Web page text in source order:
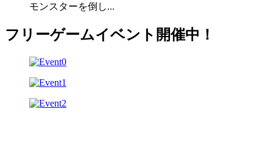
モンスターを倒し...
フリーゲームイベント開催中！